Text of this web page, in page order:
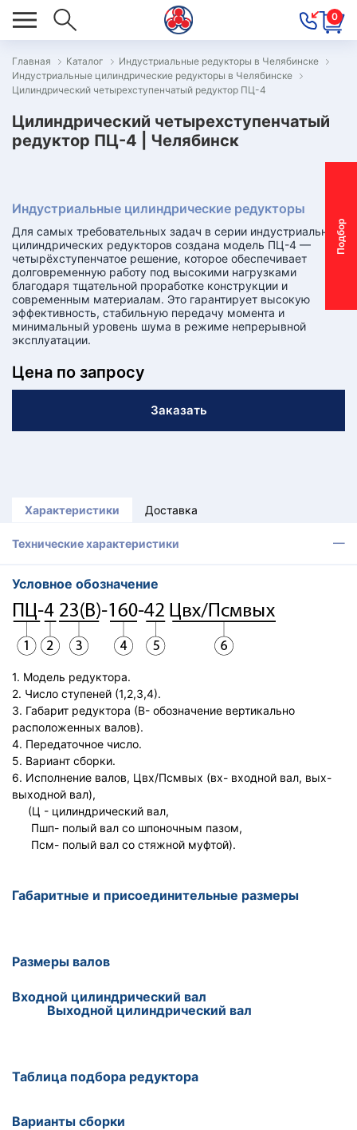
0
П
о
д
б
о
р
м
о
т
о
р
-
р
е
д
у
к
т
о
р
Главная Каталог
Индустриальные редукторы в Челябинске
Индустриальные цилиндрические редукторы в Челябинске
Цилиндрический четырехступенчатый редуктор ПЦ-4
Цилиндрический четырехступенчатый
редуктор ПЦ-4 | Челябинск
Индустриальные цилиндрические редукторы
Для самых требовательных задач в серии индустриальных
цилиндрических редукторов создана модель ПЦ-4 —
четырёхступенчатое решение, которое обеспечивает
долговременную работу под высокими нагрузками
благодаря тщательной проработке конструкции и
современным материалам. Это гарантирует высокую
эффективность, стабильную передачу момента и
минимальный уровень шума в режиме непрерывной
эксплуатации.
Цена по запросу
Заказать
Характеристики Доставка
Технические характеристики
Условное обозначение
1. Модель редуктора.
2. Число ступеней (1,2,3,4).
3. Габарит редуктора (В- обозначение вертикально
расположенных валов).
4. Передаточное число.
5. Вариант сборки.
6. Исполнение валов, Цвх/Псмвых (вх- входной вал, вых-
выходной вал),
(Ц - цилиндрический вал,
Пшп- полый вал со шпоночным пазом,
Псм- полый вал со стяжной муфтой).
Габаритные и присоединительные размеры
Размеры валов
Входной цилиндрический вал
Выходной цилиндрический вал
Таблица подбора редуктора
Варианты сборки